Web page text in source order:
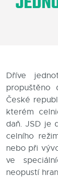
Dříve
propuštěno
České
kterém
daň. JSD je
celního
nebo při
ve
neopustí